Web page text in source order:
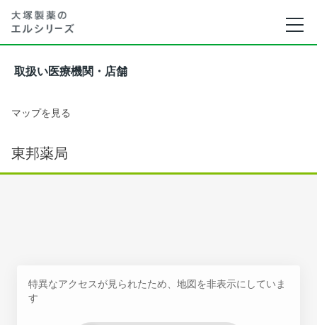
取扱い医療機関・店舗
マップを見る
東邦薬局
特異なアクセスが見られたため、地図を非表示にしていま
す